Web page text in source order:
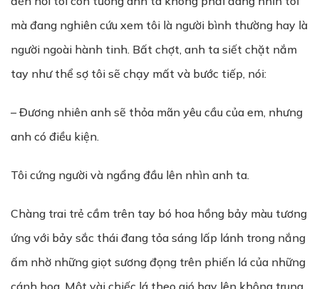
mà đang nghiên cứu xem tôi là người bình thường hay là
người ngoài hành tinh. Bất chợt, anh ta siết chặt nắm
tay như thể sợ tôi sẽ chạy mất và bước tiếp, nói:
– Đương nhiên anh sẽ thỏa mãn yêu cầu của em, nhưng
anh có điều kiện.
Tôi cứng người và ngẩng đầu lên nhìn anh ta.
Chàng trai trẻ cầm trên tay bó hoa hồng bảy màu tương
ứng với bảy sắc thái đang tỏa sáng lấp lánh trong nắng
ấm nhờ những giọt sương đọng trên phiến lá của những
cánh hoa. Một vài chiếc lá theo gió bay lên không trung